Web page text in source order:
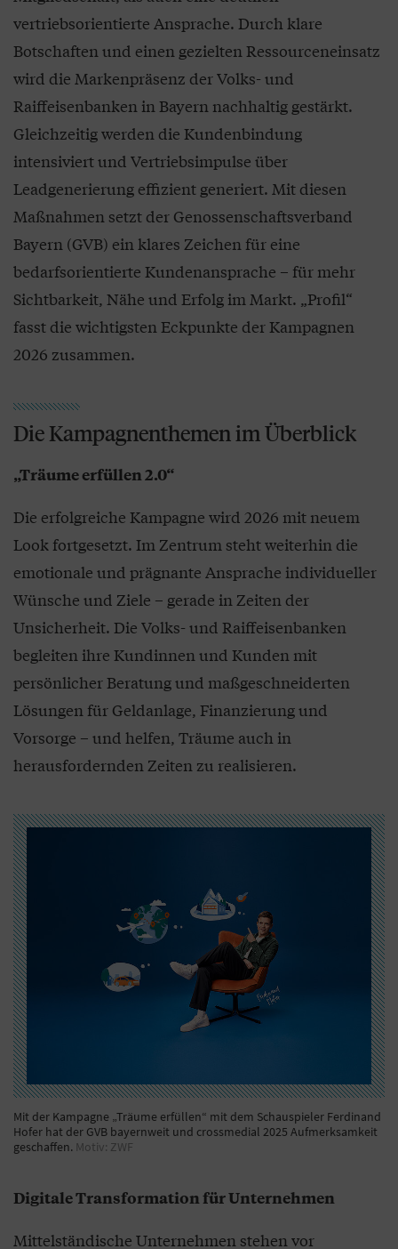
vertriebsorientierte Ansprache. Durch klare
Botschaften und einen gezielten Ressourceneinsatz
wird die Markenpräsenz der Volks- und
Raiffeisenbanken in Bayern nachhaltig gestärkt.
Gleichzeitig werden die Kundenbindung
intensiviert und Vertriebsimpulse über
Leadgenerierung effizient generiert. Mit diesen
Maßnahmen setzt der Genossenschaftsverband
Bayern (GVB) ein klares Zeichen für eine
bedarfsorientierte Kundenansprache – für mehr
Sichtbarkeit, Nähe und Erfolg im Markt. „Profil“
fasst die wichtigsten Eckpunkte der Kampagnen
2026 zusammen.
Die Kampagnenthemen im Überblick
„Träume erfüllen 2.0“
Die erfolgreiche Kampagne wird 2026 mit neuem
Look fortgesetzt. Im Zentrum steht weiterhin die
emotionale und prägnante Ansprache individueller
Wünsche und Ziele – gerade in Zeiten der
Unsicherheit. Die Volks- und Raiffeisenbanken
begleiten ihre Kundinnen und Kunden mit
persönlicher Beratung und maßgeschneiderten
Lösungen für Geldanlage, Finanzierung und
Vorsorge – und helfen, Träume auch in
herausfordernden Zeiten zu realisieren.
Mit der Kampagne „Träume erfüllen“ mit dem Schauspieler Ferdinand
Hofer hat der GVB bayernweit und crossmedial 2025 Aufmerksamkeit
geschaffen. Motiv: ZWF
Digitale Transformation für Unternehmen
Mittelständische Unternehmen stehen vor